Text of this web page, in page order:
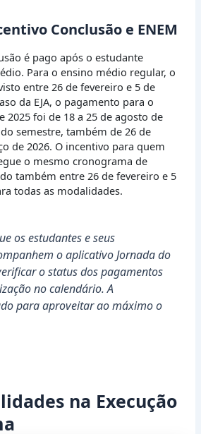
Conclusão e ENEM
é pago após o estudante
Para o ensino médio regular, o
entre 26 de fevereiro e 5 de
da EJA, o pagamento para o
2025 foi de 18 a 25 de agosto de
semestre, também de 26 de
de 2026. O incentivo para quem
o mesmo cronograma de
também entre 26 de fevereiro e 5
todas as modalidades.
os estudantes e seus
o aplicativo Jornada do
o status dos pagamentos
no calendário. A
para aproveitar ao máximo o
na Execução